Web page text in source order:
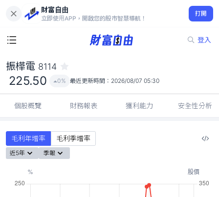
財富自由
立即使用APP，開啟您的股市智慧導航！
打開
登入
225.50
0%
振樺電 8114
225.50 0% 最近更新時間： 2026/08/07 05:30
個股概覽 財務報表 獲利能力 安全性分析
毛利年增率 毛利季增率
近5年 季報